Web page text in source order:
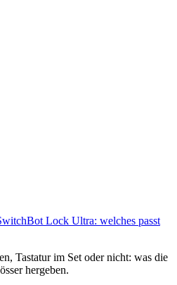
Lock Ultra: welches passt
Tastatur im Set oder nicht: was die
hergeben.